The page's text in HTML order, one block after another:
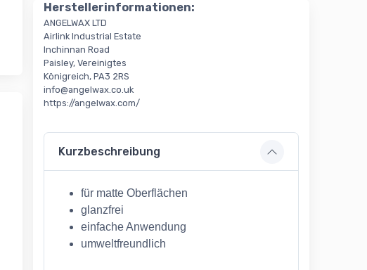
Herstellerinformationen:
ANGELWAX LTD
Airlink Industrial Estate
Inchinnan Road
Paisley, Vereinigtes
Königreich, PA3 2RS
info@angelwax.co.uk
https://angelwax.com/
Kurzbeschreibung
für matte Oberflächen
glanzfrei
einfache Anwendung
umweltfreundlich